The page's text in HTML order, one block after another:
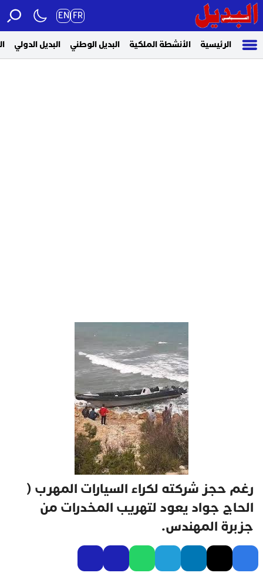
FR
EN
الرئيسية الأنشطة الملكية البديل الوطني البديل الدولي
رغم حجز شركته لكراء السيارات المهرب (
الحاج جواد يعود لتهريب المخدرات من
جزبرة المهندس.